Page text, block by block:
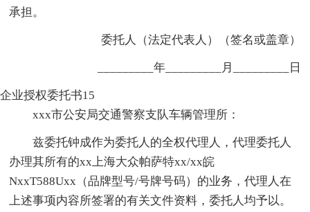
承担。
委托人（法定代表人）（签名或盖章）
_________年_________月_________日
企业授权委托书15
xxx市公安局交通警察支队车辆管理所：
兹委托钟成作为委托人的全权代理人，代理委托人
办理其所有的xx上海大众帕萨特xx/xx皖
NxxT588Uxx（品牌型号/号牌号码）的业务，代理人在
上述事项内容所签署的有关文件资料，委托人均予以。